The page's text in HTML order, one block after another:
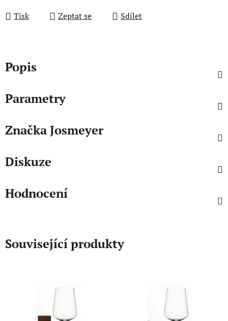
Tisk Zeptat se Sdílet
Popis
Parametry
ZnačkaJosmeyer
Diskuze
Hodnocení
Související produkty